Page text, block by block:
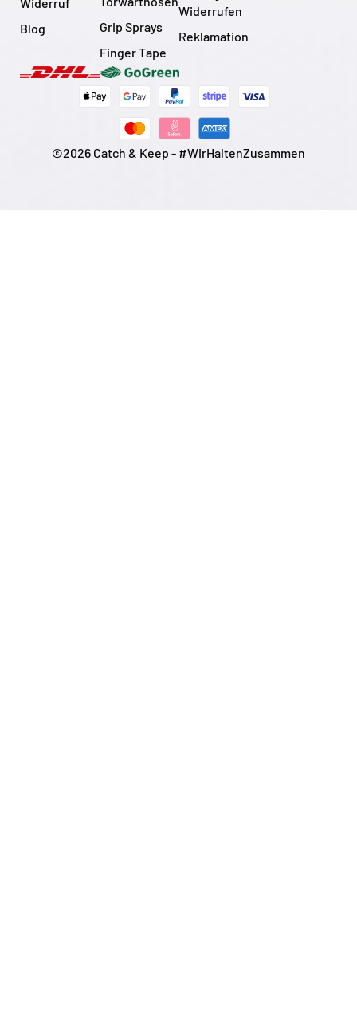
Blog
Grip Sprays
Finger Tape
Widerrufen
Reklamation
©2026 Catch & Keep - #WirHaltenZusammen